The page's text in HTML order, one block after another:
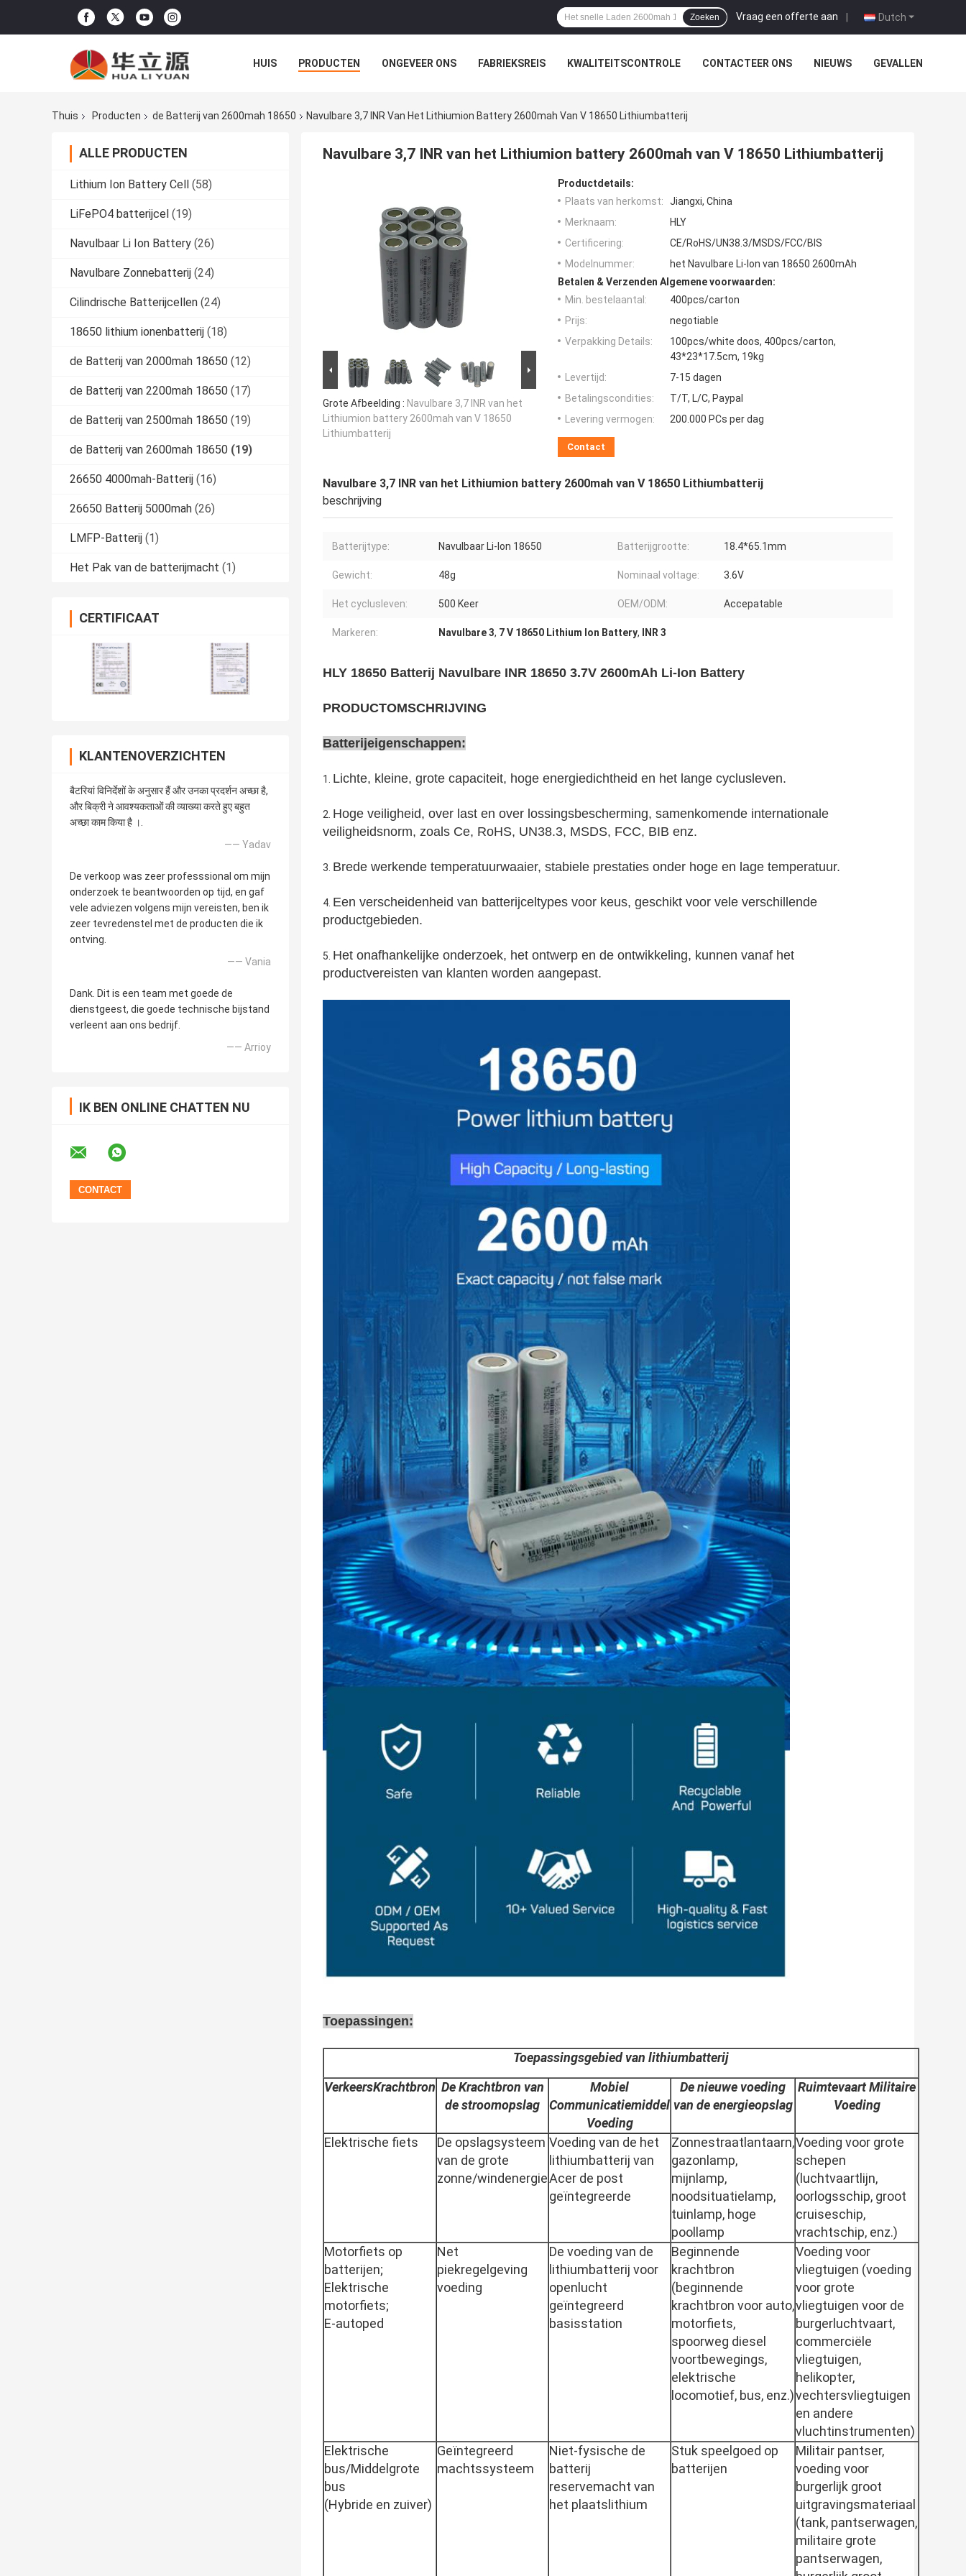
Dutch
Vraag een offerte aan |
Zoeken
HUIS PRODUCTEN ONGEVEER ONS FABRIEKSREIS KWALITEITSCONTROLE CONTACTEER ONS NIEUWS GEVALLEN
Thuis Producten de Batterij van 2600mah 18650 Navulbare 3,7 INR Van Het Lithiumion Battery 2600mah Van V 18650 Lithiumbatterij
ALLE PRODUCTEN
Lithium Ion Battery Cell (58)
LiFePO4 batterijcel (19)
Navulbaar Li Ion Battery (26)
Navulbare Zonnebatterij (24)
Cilindrische Batterijcellen (24)
18650 lithium ionenbatterij (18)
de Batterij van 2000mah 18650 (12)
de Batterij van 2200mah 18650 (17)
de Batterij van 2500mah 18650 (19)
de Batterij van 2600mah 18650 (19)
26650 4000mah-Batterij (16)
26650 Batterij 5000mah (26)
LMFP-Batterij (1)
Het Pak van de batterijmacht (1)
CERTIFICAAT
KLANTENOVERZICHTEN
बैटरियां विनिर्देशों के अनुसार हैं और उनका प्रदर्शन अच्छा है,
और बिक्री ने आवश्यकताओं की व्याख्या करते हुए बहुत
अच्छा काम किया है ।.
—— Yadav
De verkoop was zeer professsional om mijn
onderzoek te beantwoorden op tijd, en gaf
vele adviezen volgens mijn vereisten, ben ik
zeer tevredenstel met de producten die ik
ontving.
—— Vania
Dank. Dit is een team met goede de
dienstgeest, die goede technische bijstand
verleent aan ons bedrijf.
—— Arrioy
IK BEN ONLINE CHATTEN NU
Navulbare 3,7 INR van het Lithiumion battery 2600mah van V 18650 Lithiumbatterij
Grote Afbeelding : Navulbare 3,7 INR van het
Lithiumion battery 2600mah van V 18650
Lithiumbatterij
Productdetails:
Plaats van herkomst:
Jiangxi, China
Merknaam:
HLY
Certificering:
CE/RoHS/UN38.3/MSDS/FCC/BIS
Modelnummer:
het Navulbare Li-Ion van 18650 2600mAh
Betalen & Verzenden Algemene voorwaarden:
Min. bestelaantal:
400pcs/carton
Prijs:
negotiable
Verpakking Details:
100pcs/white doos, 400pcs/carton,
43*23*17.5cm, 19kg
Levertijd:
7-15 dagen
Betalingscondities:
T/T, L/C, Paypal
Levering vermogen:
200.000 PCs per dag
Contact
Navulbare 3,7 INR van het Lithiumion battery 2600mah van V 18650 Lithiumbatterij
beschrijving
Batterijtype: Navulbaar Li-Ion 18650 Batterijgrootte: 18.4*65.1mm
Gewicht: 48g Nominaal voltage: 3.6V
Het cyclusleven: 500 Keer OEM/ODM: Accepatable
Markeren: Navulbare 3, 7 V 18650 Lithium Ion Battery, INR 3
HLY 18650 Batterij Navulbare INR 18650 3.7V 2600mAh Li-Ion Battery
PRODUCTOMSCHRIJVING
Batterijeigenschappen:
1. Lichte, kleine, grote capaciteit, hoge energiedichtheid en het lange cyclusleven.
2. Hoge veiligheid, over last en over lossingsbescherming, samenkomende internationale
veiligheidsnorm, zoals Ce, RoHS, UN38.3, MSDS, FCC, BIB enz.
3. Brede werkende temperatuurwaaier, stabiele prestaties onder hoge en lage temperatuur.
4. Een verscheidenheid van batterijceltypes voor keus, geschikt voor vele verschillende
productgebieden.
5. Het onafhankelijke onderzoek, het ontwerp en de ontwikkeling, kunnen vanaf het
productvereisten van klanten worden aangepast.
Toepassingen:
Toepassingsgebied van lithiumbatterij
VerkeersKrachtbron De Krachtbron van
de stroomopslag
Mobiel
Communicatiemiddel
Voeding
De nieuwe voeding
van de energieopslag
Ruimtevaart Militaire
Voeding
Elektrische fiets
De opslagsysteem
van de grote
zonne/windenergie
Voeding van de het
lithiumbatterij van
Acer de post
geïntegreerde
Zonnestraatlantaarn,
gazonlamp,
mijnlamp,
noodsituatielamp,
tuinlamp, hoge
poollamp
Voeding voor grote
schepen
(luchtvaartlijn,
oorlogsschip, groot
cruiseschip,
vrachtschip, enz.)
Motorfiets op
batterijen;
Elektrische
motorfiets;
E-autoped
Net
piekregelgeving
voeding
De voeding van de
lithiumbatterij voor
openlucht
geïntegreerd
basisstation
Beginnende
krachtbron
(beginnende
krachtbron voor auto,
motorfiets,
spoorweg diesel
voortbewegings,
elektrische
locomotief, bus, enz.)
Voeding voor
vliegtuigen (voeding
voor grote
vliegtuigen voor de
burgerluchtvaart,
commerciële
vliegtuigen,
helikopter,
vechtersvliegtuigen
en andere
vluchtinstrumenten)
Elektrische
bus/Middelgrote
bus
(Hybride en zuiver)
Geïntegreerd
machtssysteem
Niet-fysische de
batterij
reservemacht van
het plaatslithium
Stuk speelgoed op
batterijen
Militair pantser,
voeding voor
burgerlijk groot
uitgravingsmateriaal
(tank, pantserwagen,
militaire grote
pantserwagen,